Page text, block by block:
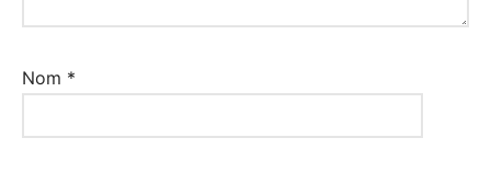
Nom *